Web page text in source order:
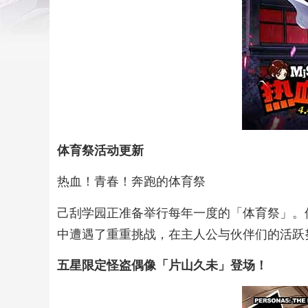
体育祭活动更新
热血！青春！奔跑的体育祭
己刮学园正准备举行每年一度的「体育祭」
中遭遇了重重挑战，在主人公与伙伴们的活
五星限定怪盗偶像「片山久未」登场！